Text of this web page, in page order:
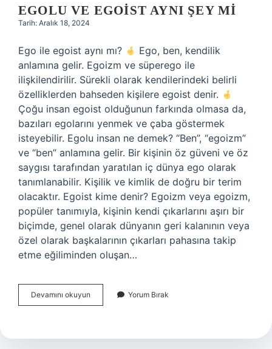
EGOLU VE EGOIST AYNI ŞEY MI
Tarih: Aralık 18, 2024
Ego ile egoist aynı mı?
Ego, ben, kendilik
anlamına gelir. Egoizm ve süperego ile
ilişkilendirilir. Sürekli olarak kendilerindeki belirli
özelliklerden bahseden kişilere egoist denir.
Çoğu insan egoist olduğunun farkında olmasa da,
bazıları egolarını yenmek ve çaba göstermek
isteyebilir. Egolu insan ne demek? “Ben”, “egoizm”
ve “ben” anlamına gelir. Bir kişinin öz güveni ve öz
saygısı tarafından yaratılan iç dünya ego olarak
tanımlanabilir. Kişilik ve kimlik de doğru bir terim
olacaktır. Egoist kime denir? Egoizm veya egoizm,
popüler tanımıyla, kişinin kendi çıkarlarını aşırı bir
biçimde, genel olarak dünyanın geri kalanının veya
özel olarak başkalarının çıkarları pahasına takip
etme eğiliminden oluşan…
Devamını okuyun
Ve
Şey
Yorum Bırak